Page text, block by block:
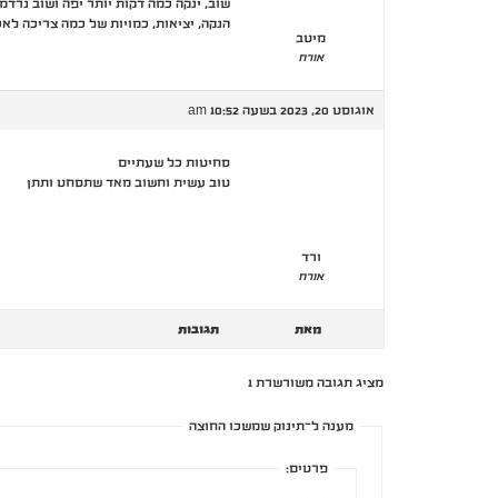
מיטב
אורח
שוב, ינקה כמה דקות יותר יפה ושוב
הנקה, יציאות, כמויות של כמה צריכה
אוגוסט 20, 2023 בשעה 10:52 am
ורד
אורח
סחיטות כל שעתיים
טוב עשית וחשוב מאד שתסחט ותתן
מאת תגובות
מציג תגובה משורשרת 1
מענה ל־תינוק שמשכו החוצה
פרטים: